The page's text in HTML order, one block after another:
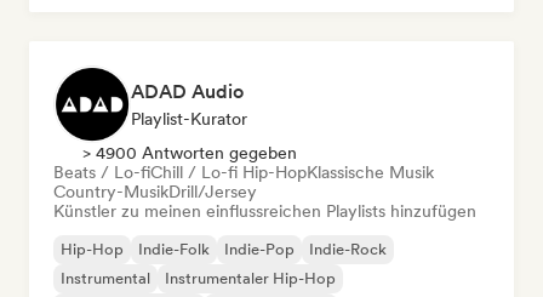
ADAD Audio
Playlist-Kurator
> 4900 Antworten gegeben
Beats / Lo-fiChill / Lo-fi Hip-HopKlassische Musik
Country-MusikDrill/Jersey
Künstler zu meinen einflussreichen Playlists hinzufügen
Hip-Hop Indie-Folk Indie-Pop
Indie-Rock
Instrumental
Instrumentaler Hip-Hop